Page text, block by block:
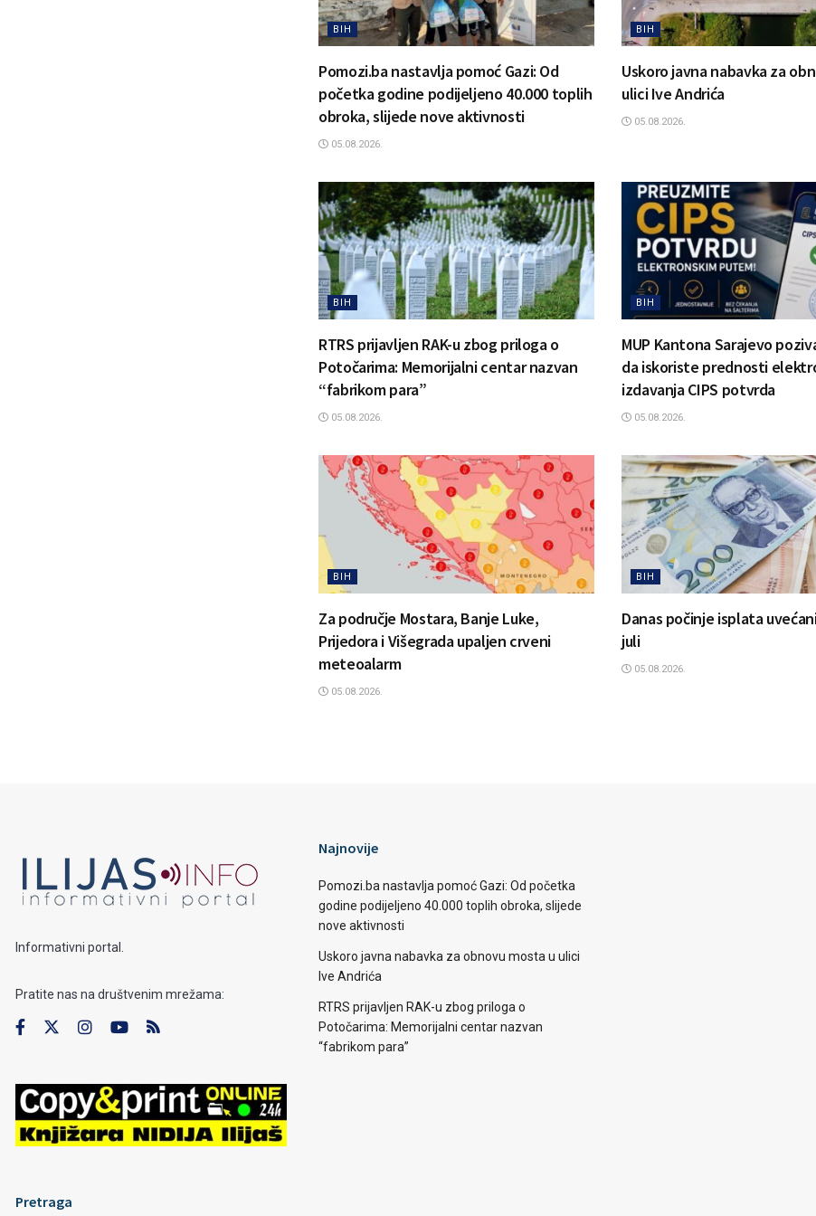
BIH
Pomozi.ba nastavlja pomoć Gazi: Od
početka godine podijeljeno 40.000 toplih
obroka, slijede nove aktivnosti
05.08.2026.
BIH
Uskoro javna nabavka za
ulici Ive Andrića
05.08.2026.
BIH
RTRS prijavljen RAK-u zbog priloga o
Potočarima: Memorijalni centar nazvan
“fabrikom para”
05.08.2026.
BIH
MUP Kantona Sarajevo
da iskoriste prednosti
izdavanja CIPS potvrda
05.08.2026.
BIH
Za područje Mostara, Banje Luke,
Prijedora i Višegrada upaljen crveni
meteoalarm
05.08.2026.
BIH
Danas počinje isplata
juli
05.08.2026.
Informativni portal.
Pratite nas na društvenim mrežama:
Pretraga
Najnovije
Pomozi.ba nastavlja pomoć Gazi: Od početka
godine podijeljeno 40.000 toplih obroka, slijede
nove aktivnosti
Uskoro javna nabavka za obnovu mosta u ulici
Ive Andrića
RTRS prijavljen RAK-u zbog priloga o
Potočarima: Memorijalni centar nazvan
“fabrikom para”